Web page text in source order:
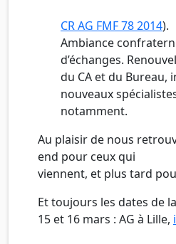
CR AG FMF 78 2014).
Ambiance
d’échanges.
du CA et du Bureau,
nouveaux
notamment.
Au plaisir de nous
end pour ceux qui
viennent, et plus tard
Et toujours les dates de
15 et 16 mars : AG à Lille,